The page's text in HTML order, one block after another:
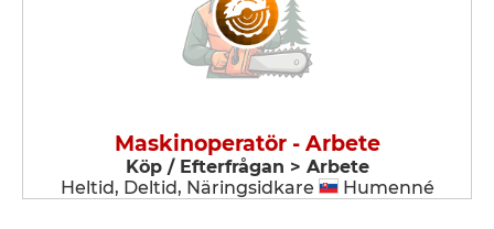
Maskinoperatör - Arbete
Köp / Efterfrågan > Arbete
Heltid, Deltid, Näringsidkare
Humenné